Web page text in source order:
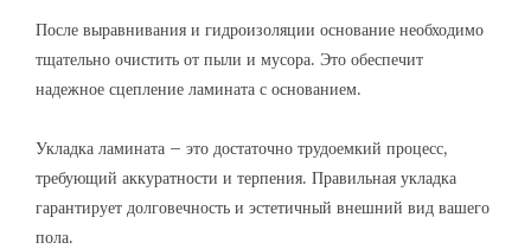
После выравнивания и гидроизоляции основание необходимо
тщательно очистить от пыли и мусора. Это обеспечит
надежное сцепление ламината с основанием.
Укладка ламината – это достаточно трудоемкий процесс,
требующий аккуратности и терпения. Правильная укладка
гарантирует долговечность и эстетичный внешний вид вашего
пола.